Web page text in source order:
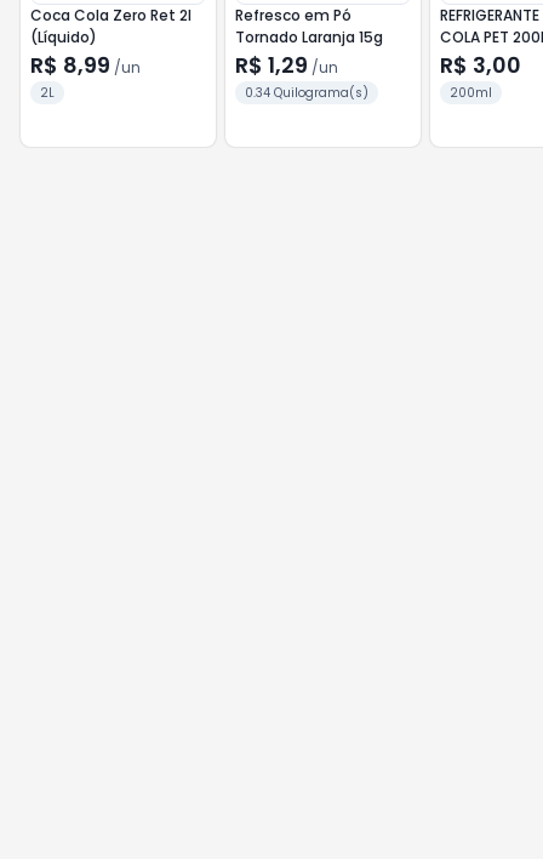
Coca Cola Zero Ret 2l
(Líquido)
R$ 8,99 /un
2L
Refresco em Pó
Tornado Laranja 15g
R$ 1,29 /un
0.34 Quilograma(s)
COLA PET
R$ 3,00
200ml